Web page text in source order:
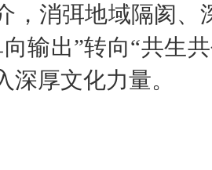
，消弭地域隔阂
向输出”转向“共生
深厚文化力量。